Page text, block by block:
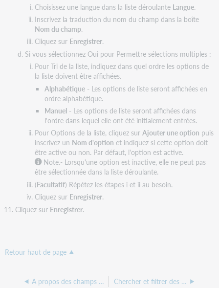
Choisissez une langue dans la liste déroulante Langue.
Inscrivez la traduction du nom du champ dans la boîte
Nom du champ.
Cliquez sur Enregistrer.
Si vous sélectionnez Oui pour Permettre sélections multiples :
Pour Tri de la liste, indiquez dans quel ordre les options de
la liste doivent être affichées.
Alphabétique - Les options de liste seront affichées en
ordre alphabétique.
Manuel - Les options de liste seront affichées dans
l'ordre dans lequel elle ont été initialement entrées.
Pour Options de la liste, cliquez sur Ajouter une option puis
inscrivez un Nom d'option et indiquez si cette option doit
être active ou non. Par défaut, l'option est active.
Note.- Lorsqu'une option est inactive, elle ne peut pas
être sélectionnée dans la liste déroulante.
(Facultatif) Répétez les étapes i et ii au besoin.
Cliquez sur Enregistrer.
Cliquez sur Enregistrer.
Retour haut de page
À propos des champs personnalisés Chercher et filtrer des champs personnalisés